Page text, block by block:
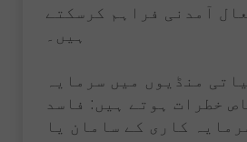
آمدنی فراہم کرسکتے
ہیں۔
منڈیوں میں سرمایہ
خطرات ہوتے ہیں: فاسد
کاری کے سامان یا